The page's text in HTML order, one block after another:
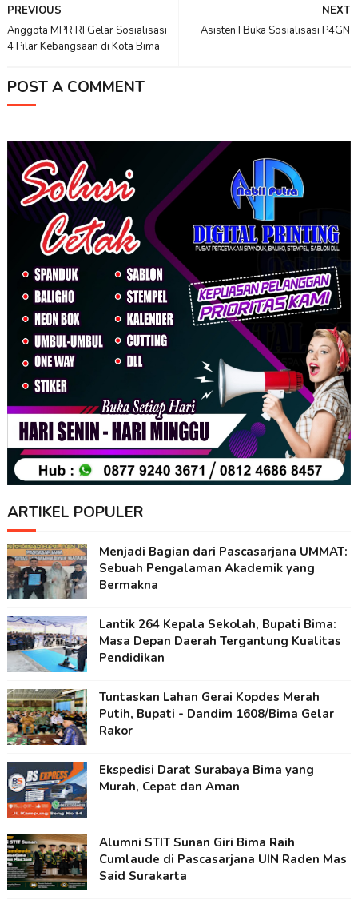
NEXT
Asisten I Buka Sosialisasi P4GN
PREVIOUS
Anggota MPR RI Gelar Sosialisasi
4 Pilar Kebangsaan di Kota Bima
POST A COMMENT
ARTIKEL POPULER
Menjadi Bagian dari Pascasarjana UMMAT:
Sebuah Pengalaman Akademik yang
Bermakna
Lantik 264 Kepala Sekolah, Bupati Bima:
Masa Depan Daerah Tergantung Kualitas
Pendidikan
Tuntaskan Lahan Gerai Kopdes Merah
Putih, Bupati - Dandim 1608/Bima Gelar
Rakor
Ekspedisi Darat Surabaya Bima yang
Murah, Cepat dan Aman
Alumni STIT Sunan Giri Bima Raih
Cumlaude di Pascasarjana UIN Raden Mas
Said Surakarta